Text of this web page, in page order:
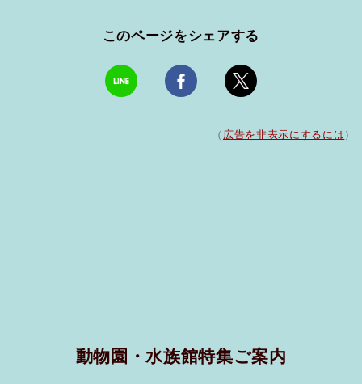
このページをシェアする
（ 広告を非表示にするには ）
動物園・水族館特集ご案内